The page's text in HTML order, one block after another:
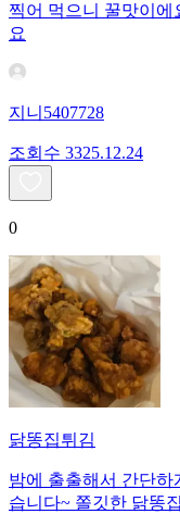
찍어 먹으니 꿀맛이에
요
지니5407728
조회수 3325.12.24
0
닭똥집튀김
밤에 출출해서 간단
습니다~ 쫄깃한 닭똥